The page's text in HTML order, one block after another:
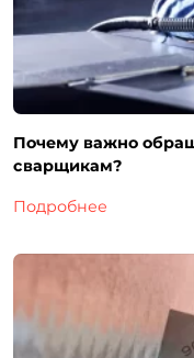
Почему важно
сварщикам?
Подробнее